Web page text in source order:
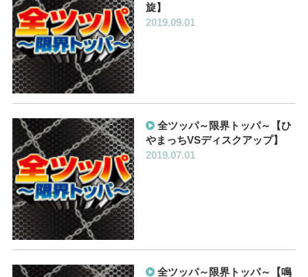
旋】
2019.09.01
全ツッパ～限界トッパ～【ひ
やまっちVSディスクアップ】
2019.07.01
全ツッパ～限界トッパ～【鳴